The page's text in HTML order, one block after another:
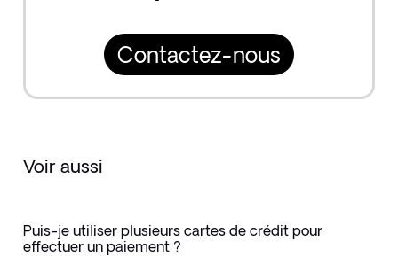
Contactez-nous
Voir aussi
Puis-je utiliser plusieurs cartes de crédit pour
effectuer un paiement ?